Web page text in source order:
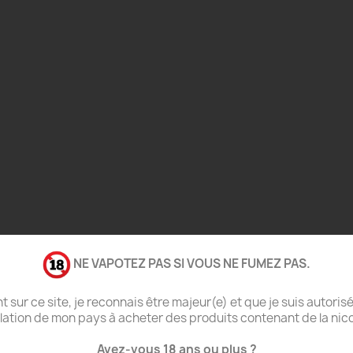
par VDLV 100
Grand Taste City Cloud
fruités pour une vape
NE VAPOTEZ PAS SI VOUS NE FUMEZ PAS.
sur ce site, je reconnais être majeur(e) et que je suis
de mon pays à acheter des produits contenant de la
Avez-vous 18 ans ou plus ?